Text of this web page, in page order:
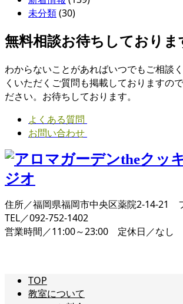
未分類(30)
無料相談お待ちしておりま
わからないことがあればいつでもご相談
くいただくご質問も掲載しておりますの
ださい。お待ちしております。
よくある質問
お問い合わせ
住所／福岡県福岡市中央区薬院2-14-21
TEL／092-752-1402
営業時間／11:00～23:00 定休日／なし
TOP
教室について